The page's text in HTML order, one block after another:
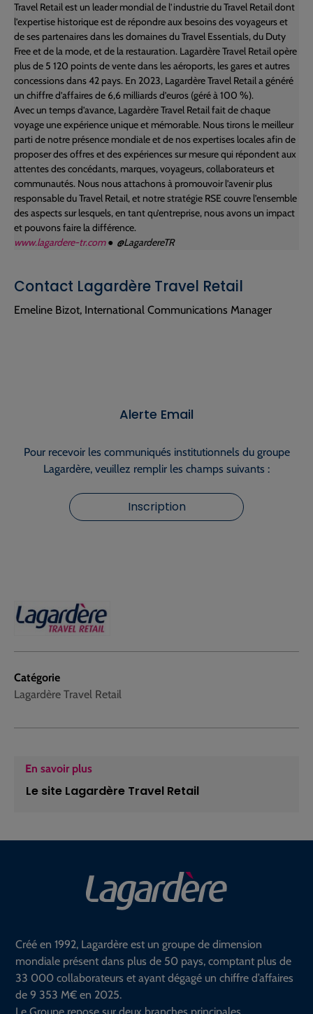
Catégorie
Lagardère Travel Retail
En savoir plus
Le site Lagardère Travel Retail
Travel Retail est un leader mondial de l’industrie du Travel Retail dont
l’expertise historique est de répondre aux besoins des voyageurs et
de ses partenaires dans les domaines du Travel Essentials, du Duty
Free et de la mode, et de la restauration. Lagardère Travel Retail opère
plus de 5 120 points de vente dans les aéroports, les gares et autres
concessions dans 42 pays. En 2023, Lagardère Travel Retail a généré
un chiffre d’affaires de 6,6 milliards d’euros (géré à 100 %).
Avec un temps d’avance, Lagardère Travel Retail fait de chaque
voyage une expérience unique et mémorable. Nous tirons le meilleur
parti de notre présence mondiale et de nos expertises locales afin de
proposer des offres et des expériences sur mesure qui répondent aux
attentes des concédants, marques, voyageurs, collaborateurs et
communautés. Nous nous attachons à promouvoir l’avenir plus
responsable du Travel Retail, et notre stratégie RSE couvre l’ensemble
des aspects sur lesquels, en tant qu’entreprise, nous avons un impact
et pouvons faire la différence.
www.lagardere-tr.com● @LagardereTR
Contact Lagardère Travel Retail
Emeline Bizot, International Communications Manager
Alerte Email
Pour recevoir les communiqués institutionnels du groupe
Lagardère, veuillez remplir les champs suivants :
Inscription
Créé en 1992, Lagardère est un groupe de dimension
mondiale présent dans plus de 50 pays, comptant plus de
33 000 collaborateurs et ayant dégagé un chiffre d’affaires
de 9 353 M€ en 2025.